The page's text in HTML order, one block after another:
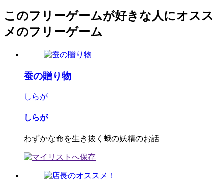
このフリーゲームが好きな人にオスス
メのフリーゲーム
蚕の贈り物
しらが
しらが
わずかな命を生き抜く蛾の妖精のお話